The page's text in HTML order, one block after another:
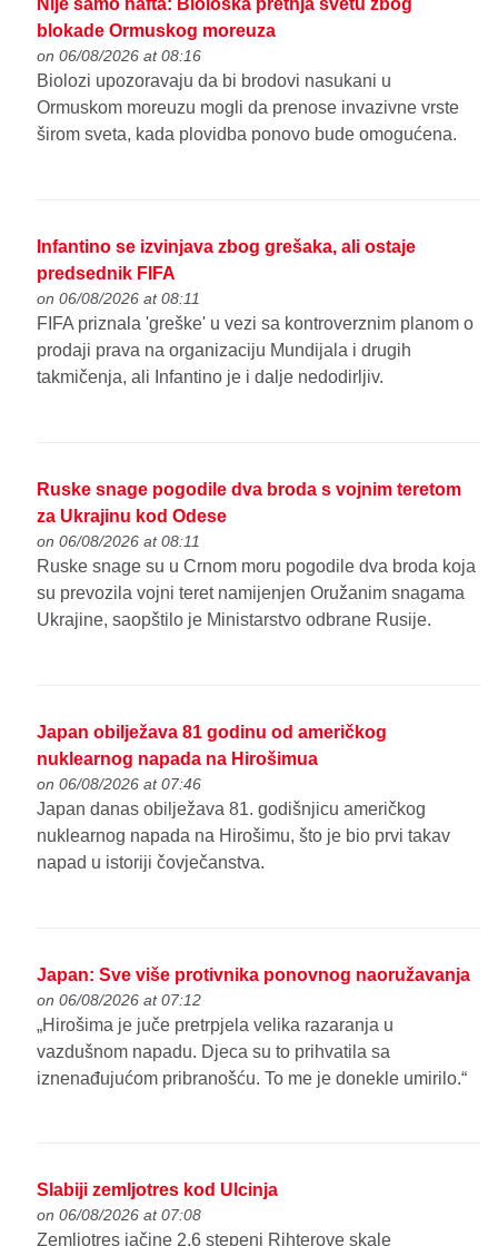
Nije samo nafta: Biološka pretnja svetu zbog
blokade Ormuskog moreuza
on 06/08/2026 at 08:16
Biolozi upozoravaju da bi brodovi nasukani u
Ormuskom moreuzu mogli da prenose invazivne vrste
širom sveta, kada plovidba ponovo bude omogućena.
Infantino se izvinjava zbog grešaka, ali ostaje
predsednik FIFA
on 06/08/2026 at 08:11
FIFA priznala 'greške' u vezi sa kontroverznim planom o
prodaji prava na organizaciju Mundijala i drugih
takmičenja, ali Infantino je i dalje nedodirljiv.
Ruske snage pogodile dva broda s vojnim teretom
za Ukrajinu kod Odese
on 06/08/2026 at 08:11
Ruske snage su u Crnom moru pogodile dva broda koja
su prevozila vojni teret namijenjen Oružanim snagama
Ukrajine, saopštilo je Ministarstvo odbrane Rusije.
Japan obilježava 81 godinu od američkog
nuklearnog napada na Hirošimua
on 06/08/2026 at 07:46
Japan danas obilježava 81. godišnjicu američkog
nuklearnog napada na Hirošimu, što je bio prvi takav
napad u istoriji čovječanstva.
Japan: Sve više protivnika ponovnog naoružavanja
on 06/08/2026 at 07:12
„Hirošima je juče pretrpjela velika razaranja u
vazdušnom napadu. Djeca su to prihvatila sa
iznenađujućom pribranošću. To me je donekle umirilo.“
Slabiji zemljotres kod Ulcinja
on 06/08/2026 at 07:08
Zemljotres jačine 2,6 stepeni Rihterove skale